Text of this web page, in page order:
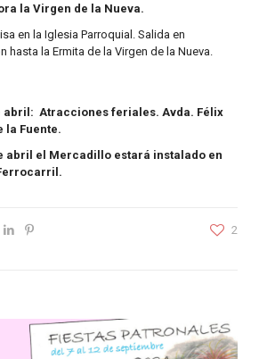
la Virgen de la Nueva.
en la Iglesia Parroquial. Salida en
hasta la Ermita de la Virgen de la Nueva.
abril: Atracciones feriales. Avda. Félix
la Fuente.
abril el Mercadillo estará instalado en
2